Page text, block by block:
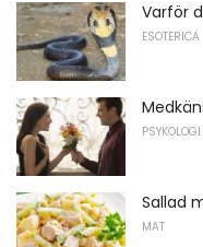
Varför
ESOTERICA
Sallad
MAT